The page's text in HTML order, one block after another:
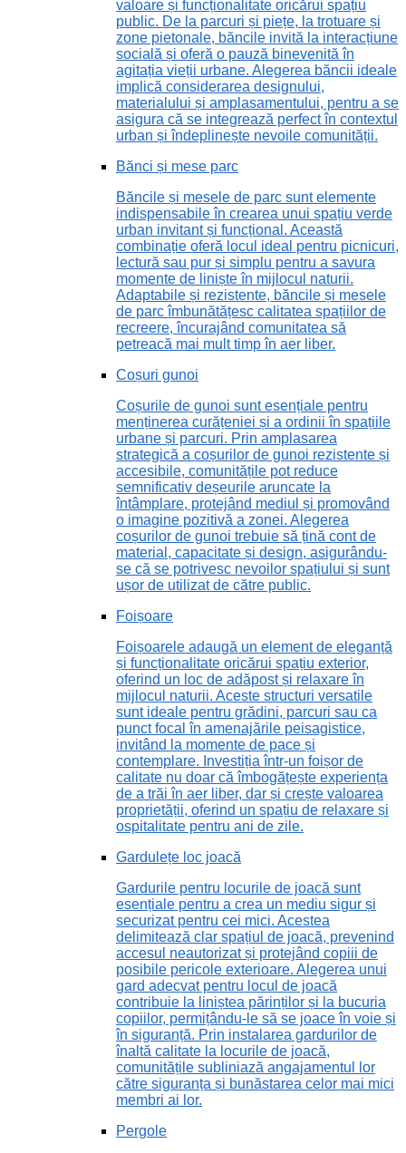
valoare și funcționalitate oricărui spațiu
public. De la parcuri și piețe, la trotuare și
zone pietonale, băncile invită la interacțiune
socială și oferă o pauză binevenită în
agitația vieții urbane. Alegerea băncii ideale
implică considerarea designului,
materialului și amplasamentului, pentru a se
asigura că se integrează perfect în contextul
urban și îndeplinește nevoile comunității.
Bănci și mese parc
Băncile și mesele de parc sunt elemente
indispensabile în crearea unui spațiu verde
urban invitant și funcțional. Această
combinație oferă locul ideal pentru picnicuri,
lectură sau pur și simplu pentru a savura
momente de liniște în mijlocul naturii.
Adaptabile și rezistente, băncile și mesele
de parc îmbunătățesc calitatea spațiilor de
recreere, încurajând comunitatea să
petreacă mai mult timp în aer liber.
Coșuri gunoi
Coșurile de gunoi sunt esențiale pentru
menținerea curățeniei și a ordinii în spațiile
urbane și parcuri. Prin amplasarea
strategică a coșurilor de gunoi rezistente și
accesibile, comunitățile pot reduce
semnificativ deșeurile aruncate la
întâmplare, protejând mediul și promovând
o imagine pozitivă a zonei. Alegerea
coșurilor de gunoi trebuie să țină cont de
material, capacitate și design, asigurându-
se că se potrivesc nevoilor spațiului și sunt
ușor de utilizat de către public.
Foișoare
Foișoarele adaugă un element de eleganță
și funcționalitate oricărui spațiu exterior,
oferind un loc de adăpost și relaxare în
mijlocul naturii. Aceste structuri versatile
sunt ideale pentru grădini, parcuri sau ca
punct focal în amenajările peisagistice,
invitând la momente de pace și
contemplare. Investiția într-un foișor de
calitate nu doar că îmbogățește experiența
de a trăi în aer liber, dar și crește valoarea
proprietății, oferind un spațiu de relaxare și
ospitalitate pentru ani de zile.
Gardulețe loc joacă
Gardurile pentru locurile de joacă sunt
esențiale pentru a crea un mediu sigur și
securizat pentru cei mici. Acestea
delimitează clar spațiul de joacă, prevenind
accesul neautorizat și protejând copiii de
posibile pericole exterioare. Alegerea unui
gard adecvat pentru locul de joacă
contribuie la liniștea părinților și la bucuria
copiilor, permițându-le să se joace în voie și
în siguranță. Prin instalarea gardurilor de
înaltă calitate la locurile de joacă,
comunitățile subliniază angajamentul lor
către siguranța și bunăstarea celor mai mici
membri ai lor.
Pergole